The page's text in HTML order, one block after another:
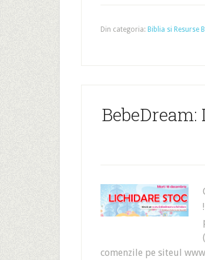
Din categoria: Biblia si Resurse
comenzile pe siteul